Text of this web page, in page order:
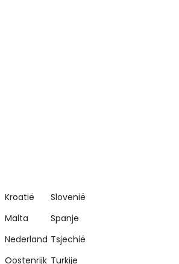
Kroatië
Malta
Nederland
Oostenrijk
Slovenië
Spanje
Tsjechië
Turkije